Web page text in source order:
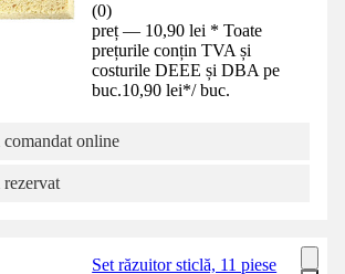
(0)
preț — 10,90 lei * Toate
prețurile conțin TVA și
costurile DEEE și DBA pe
buc.10,90 lei*/ buc.
comandat online
Set răzuitor sticlă, 11 piese